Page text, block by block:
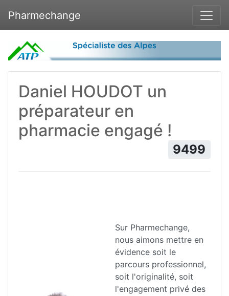
Pharmechange
Daniel HOUDOT un
préparateur en
pharmacie engagé !
9499
Sur Pharmechange,
nous aimons mettre en
évidence soit le
parcours professionnel,
soit l'originalité, soit
l'engagement privé des